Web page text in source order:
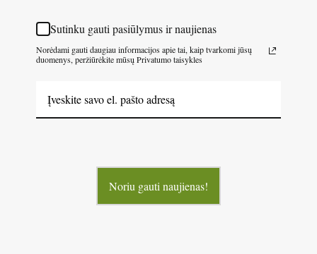
Sutinku gauti pasiūlymus ir naujienas
Norėdami gauti daugiau informacijos apie tai, kaip tvarkomi jūsų
duomenys, peržiūrėkite mūsų Privatumo taisykles
Noriu gauti naujienas!